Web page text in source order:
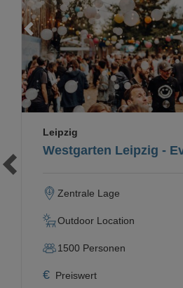
Loading...
Westgarten Leipzig -
Leipzig
Zentrale Lage
Outdoor Location
1500 Personen
€ Preiswert